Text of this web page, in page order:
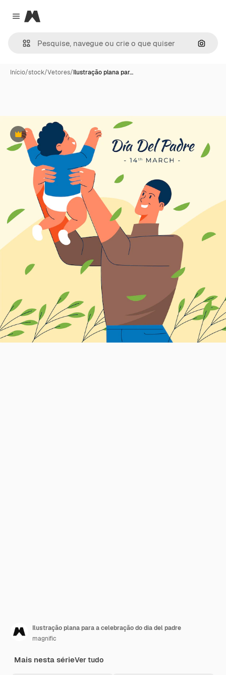
Close menu
Magnific
Início/stock/Vetores/Ilustração plana par…
Premium
Ilustração plana para a celebração do dia del padre
magnific
Mais nesta sérieVer tudo